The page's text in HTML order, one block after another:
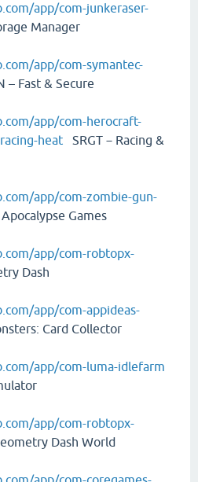
app/com-junkeraser-
Manager
app/com-symantec-
– Fast & Secure
app/com-herocraft-
heat SRGT－Racing &
app/com-zombie-gun-
Games
app/com-robtopx-
Dash
app/com-appideas-
Card Collector
app/com-luma-idlefarm
app/com-robtopx-
Dash World